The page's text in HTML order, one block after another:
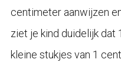
centimeter aanwijzen
ziet je kind duidelijk
kleine stukjes van 1